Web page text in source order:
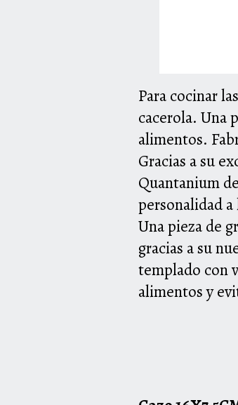
Para cocinar
cacerola. Una
alimentos.
Gracias a su
Quantanium
personalidad
Una pieza de
gracias a su
templado con
alimentos y